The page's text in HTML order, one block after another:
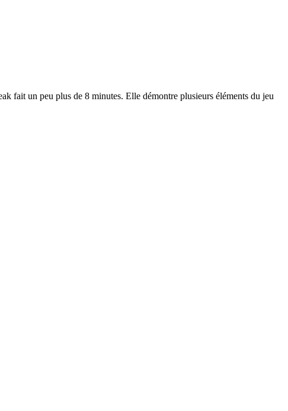
fait un peu plus de 8 minutes. Elle démontre plusieurs éléments du jeu